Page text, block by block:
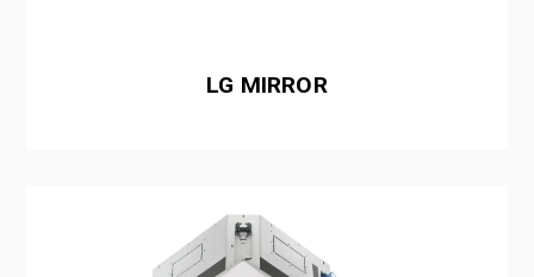
LG MIRROR